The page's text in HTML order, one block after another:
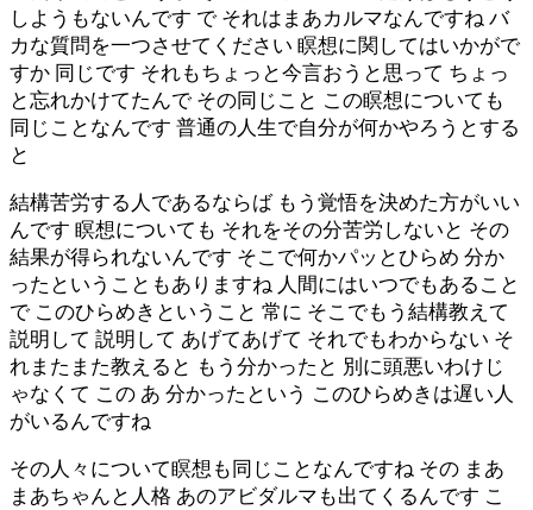
しようもないんです で それはまあカルマなんですね バ
カな質問を一つさせてください 瞑想に関してはいかがで
すか 同じです それもちょっと今言おうと思って ちょっ
と忘れかけてたんで その同じこと この瞑想についても
同じことなんです 普通の人生で自分が何かやろうとする
と
結構苦労する人であるならば もう覚悟を決めた方がいい
んです 瞑想についても それをその分苦労しないと その
結果が得られないんです そこで何かパッとひらめ 分か
ったということもありますね 人間にはいつでもあること
で このひらめきということ 常に そこでもう結構教えて
説明して 説明して あげてあげて それでもわからない そ
れまたまた教えると もう分かったと 別に頭悪いわけじ
ゃなくて この あ 分かったという このひらめきは遅い人
がいるんですね
その人々について瞑想も同じことなんですね その まあ
まあちゃんと人格 あのアビダルマも出てくるんです こ